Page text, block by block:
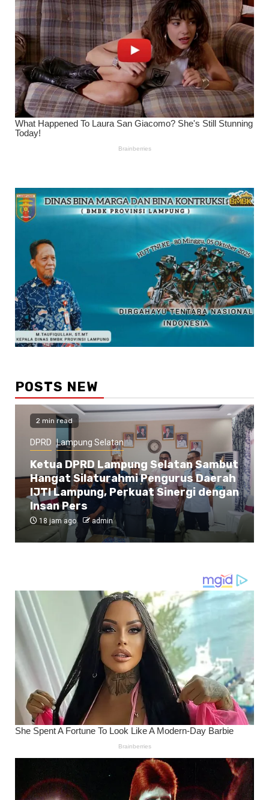
POSTS NEW
2 min read
DPRD Lampung Selatan
Ketua DPRD Lampung Selatan Sambut
Hangat Silaturahmi Pengurus Daerah
IJTI Lampung, Perkuat Sinergi dengan
Insan Pers
18 jam ago admin